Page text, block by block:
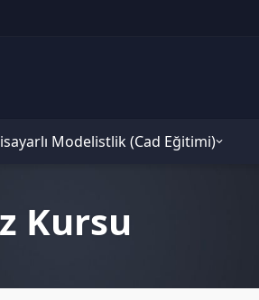
Modelistlik (Cad Eğitimi)
Kursu